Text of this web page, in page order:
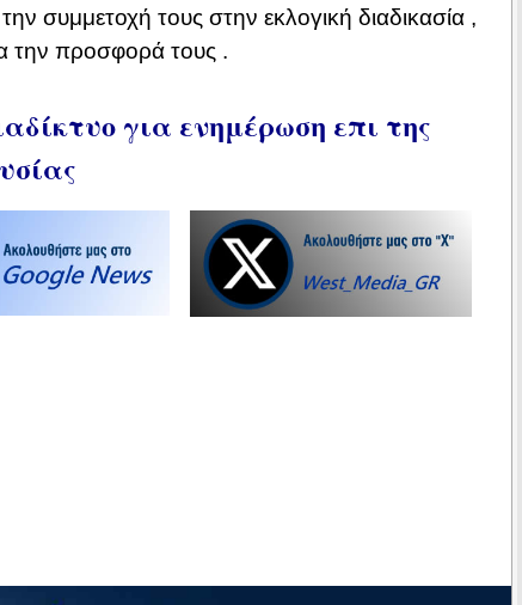
συμμετοχή τους στην εκλογική διαδικασία ,
την προσφορά τους .
για ενημέρωση επι της